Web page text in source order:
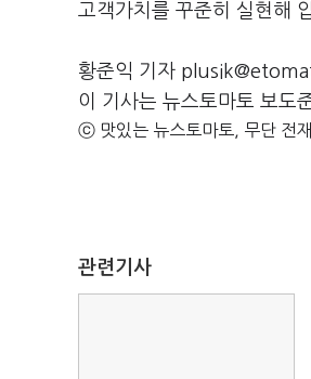
고객가치를 꾸준히 실현해
황준익 기자
이 기사는 뉴스토마토 보도
ⓒ 맛있는 뉴스토마토, 무단 전
관련기사